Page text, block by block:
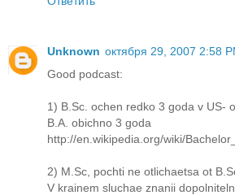
Unknown октября 29, 2007 2:58
Good podcast:
1) B.Sc. ochen redko 3 goda v US-
B.A. obichno 3 goda
http://en.wikipedia.org/wiki/
2) M.Sc, pochti ne otlichaetsa ot
V krainem sluchae znanii